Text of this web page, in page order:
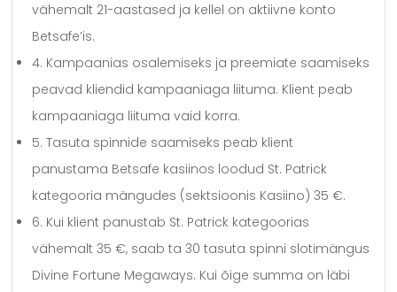
vähemalt 21-aastased ja kellel on aktiivne konto
Betsafe’is.
4. Kampaanias osalemiseks ja preemiate saamiseks
peavad kliendid kampaaniaga liituma. Klient peab
kampaaniaga liituma vaid korra.
5. Tasuta spinnide saamiseks peab klient
panustama Betsafe kasiinos loodud St. Patrick
kategooria mängudes (sektsioonis Kasiino) 35 €.
6. Kui klient panustab St. Patrick kategoorias
vähemalt 35 €, saab ta 30 tasuta spinni slotimängus
Divine Fortune Megaways. Kui õige summa on läbi